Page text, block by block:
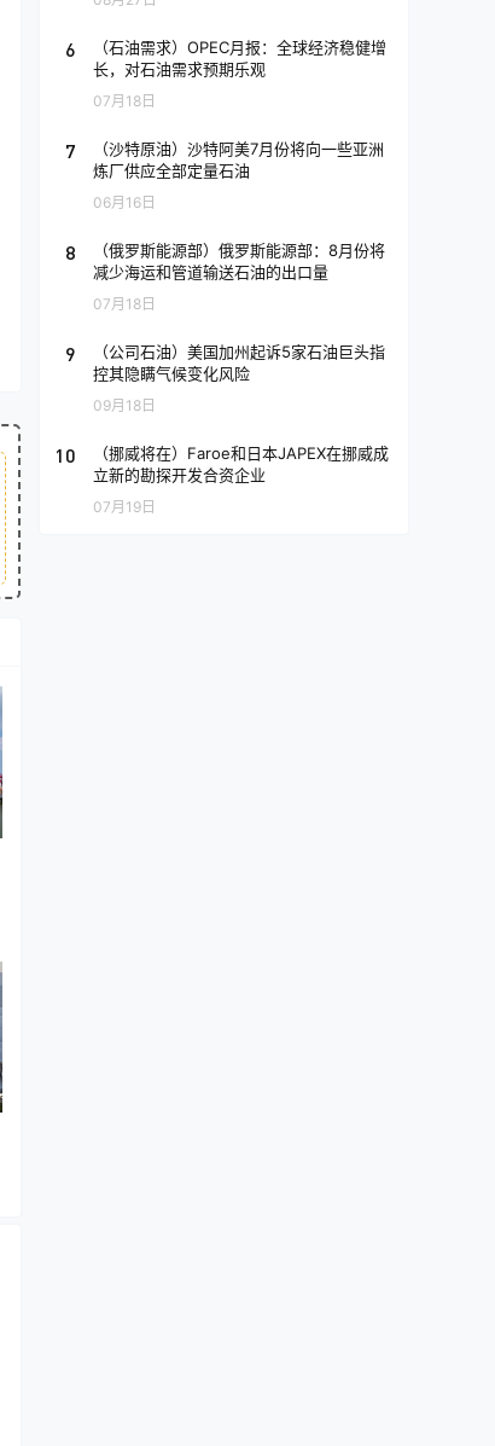
6
（石油需求）OPEC月报：全球经济稳健增
长，对石油需求预期乐观
07月18日
7
（沙特原油）沙特阿美7月份将向一些亚洲
炼厂供应全部定量石油
06月16日
8
（俄罗斯能源部）俄罗斯能源部：8月份将
减少海运和管道输送石油的出口量
07月18日
9
（公司石油）美国加州起诉5家石油巨头指
控其隐瞒气候变化风险
09月18日
10
（挪威将在）Faroe和日本JAPEX在挪威成
立新的勘探开发合资企业
07月19日